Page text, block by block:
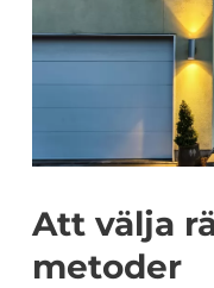
Att välja
metoder